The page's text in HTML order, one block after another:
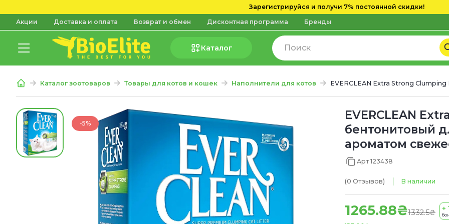
Зарегистрируйся и получи 7% постоянной скидки!
Акции Доставка и оплата Возврат и обмен Дисконтная программа Бренды
Каталог
Каталог зоотоваров Товары для котов и кошек Наполнители для котов EVERCLEAN Extra Strong
-5%
EVERCLEAN
бентонитовый
ароматом
Арт 123438
(0 Отзывов) В наличии
1265.88₴1332.5₴ +